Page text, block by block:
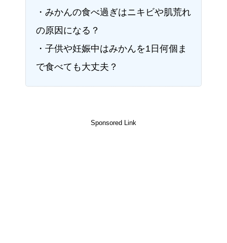
・みかんの食べ過ぎはニキビや肌荒れ
の原因になる？
・子供や妊娠中はみかんを1日何個ま
で食べても大丈夫？
Sponsored Link